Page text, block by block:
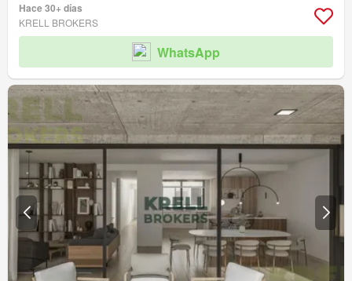
Hace 30+ días
KRELL BROKERS
WhatsApp